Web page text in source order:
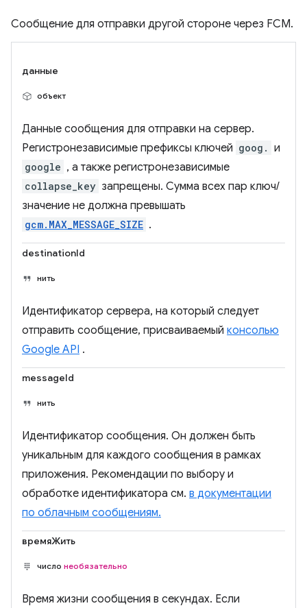
Сообщение для отправки другой стороне через FCM.
данные
объект
Данные сообщения для отправки на сервер.
Регистронезависимые префиксы ключей goog. и
google , а также регистронезависимые
collapse_key запрещены. Сумма всех пар ключ/
значение не должна превышать
gcm.MAX_MESSAGE_SIZE .
destinationId
нить
Идентификатор сервера, на который следует
отправить сообщение, присваиваемый консолью
Google API .
messageId
нить
Идентификатор сообщения. Он должен быть
уникальным для каждого сообщения в рамках
приложения. Рекомендации по выбору и
обработке идентификатора см. в документации
по облачным сообщениям.
времяЖить
число необязательно
Время жизни сообщения в секундах. Если